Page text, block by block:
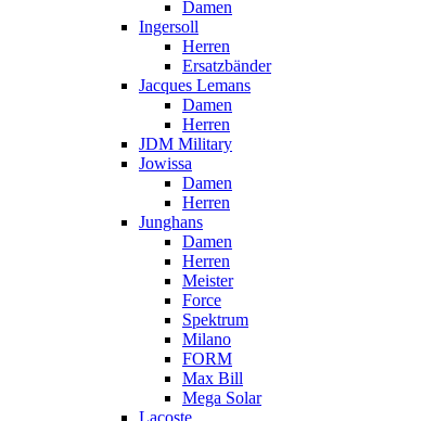
Damen
Ingersoll
Herren
Ersatzbänder
Jacques Lemans
Damen
Herren
JDM Military
Jowissa
Damen
Herren
Junghans
Damen
Herren
Meister
Force
Spektrum
Milano
FORM
Max Bill
Mega Solar
Lacoste